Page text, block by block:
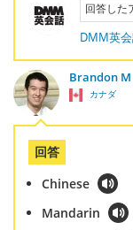
回答した
DMM英
Brandon M
カナダ
回答
Chinese
Mandarin